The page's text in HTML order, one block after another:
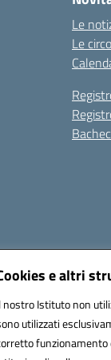
e altri
nostro Istituto non
utilizzati
funzionamento
Le
Le